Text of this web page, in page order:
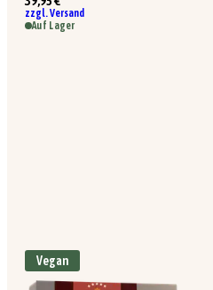
zzgl. Versand
Auf Lager
Vegan